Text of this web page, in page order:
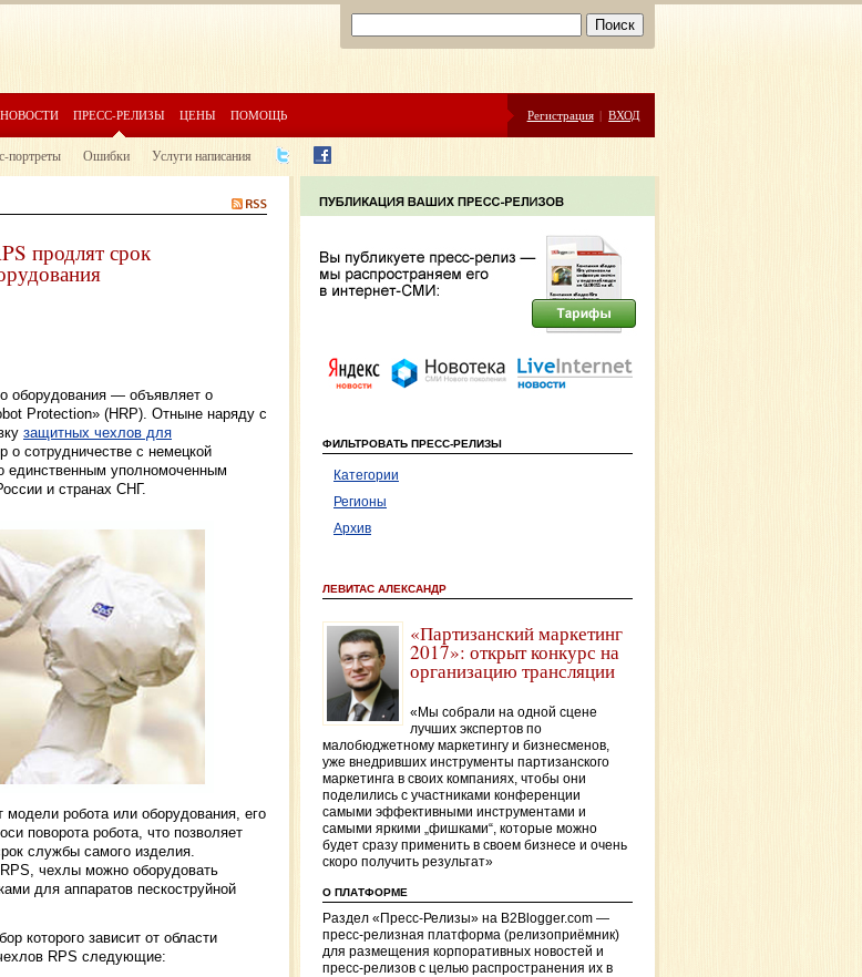
НОВОСТИ ПРЕСС-РЕЛИЗЫ ЦЕНЫ ПОМОЩЬ Регистрация | ВХОД
портреты Ошибки Услуги написания
продлят срок
оборудования — объявляет о
Protection» (HRP). Отныне наряду с
защитных чехлов для
о сотрудничестве с немецкой
единственным уполномоченным
и странах СНГ.
робота или оборудования, его
поворота робота, что позволяет
службы самого изделия.
чехлы можно оборудовать
для аппаратов пескоструйной
которого зависит от области
RPS следующие:
ФИЛЬТРОВАТЬ ПРЕСС-РЕЛИЗЫ
Категории
Регионы
Архив
ЛЕВИТАС АЛЕКСАНДР
«Партизанский маркетинг
2017»: открыт конкурс на
организацию трансляции
«Мы собрали на одной сцене
лучших экспертов по
малобюджетному маркетингу и бизнесменов,
уже внедривших инструменты партизанского
маркетинга в своих компаниях, чтобы они
поделились с участниками конференции
самыми эффективными инструментами и
самыми яркими „фишками“, которые можно
будет сразу применить в своем бизнесе и очень
скоро получить результат»
О ПЛАТФОРМЕ
Раздел «Пресс-Релизы» на B2Blogger.com —
пресс-релизная платформа (релизоприёмник)
для размещения корпоративных новостей и
пресс-релизов с целью распространения их в